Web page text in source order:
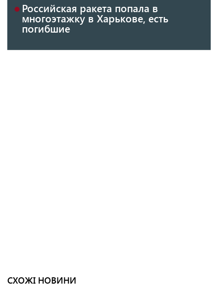
Российская ракета попала в
многоэтажку в Харькове, есть
погибшие
СХОЖІ НОВИНИ